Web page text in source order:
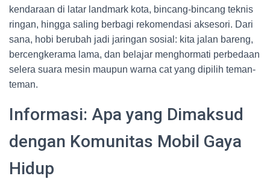
kendaraan di latar landmark kota, bincang-bincang teknis
ringan, hingga saling berbagi rekomendasi aksesori. Dari
sana, hobi berubah jadi jaringan sosial: kita jalan bareng,
bercengkerama lama, dan belajar menghormati perbedaan
selera suara mesin maupun warna cat yang dipilih teman-
teman.
Informasi: Apa yang Dimaksud
dengan Komunitas Mobil Gaya
Hidup